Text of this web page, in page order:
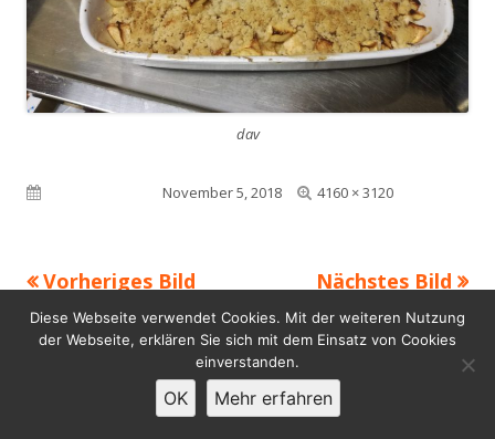
dav
Veröffentlicht amNovember 5, 2018
Volle
4160 × 3120
Vorheriges Bild Nächstes Bild
Footer
Verwendet Tiny Framework • Anmelden
Diese Webseite verwendet Cookies. Mit der weiteren Nutzung
der Webseite, erklären Sie sich mit dem Einsatz von Cookies
einverstanden.
OK Mehr erfahren